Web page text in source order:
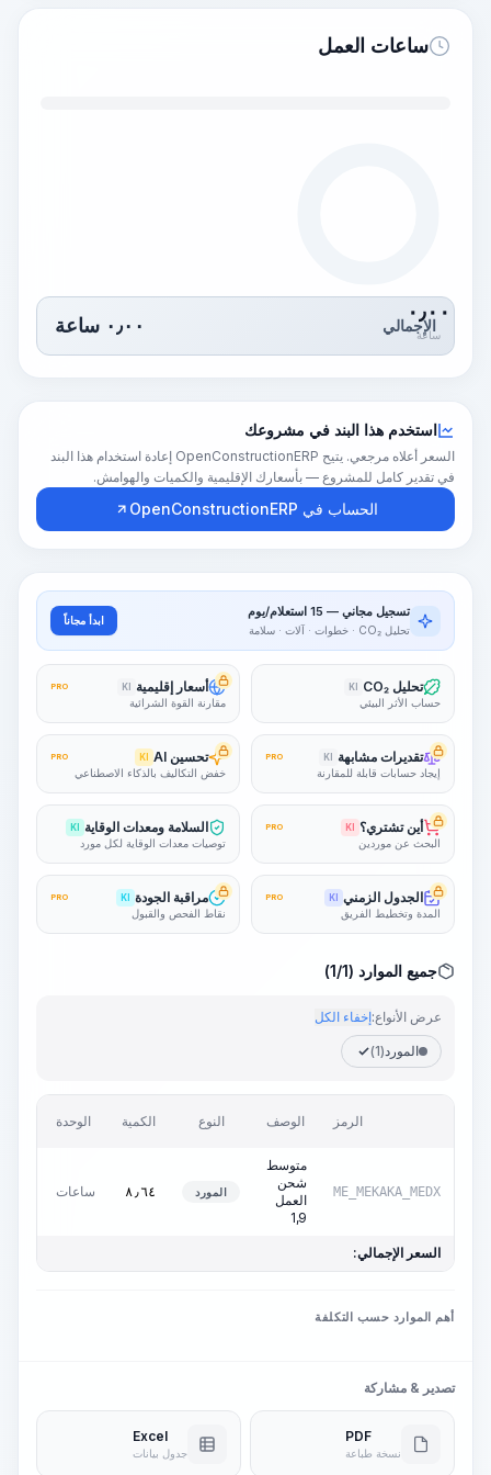
ساعات العمل
٠٫٠٠
ساعة
الإجمالي ٠٫٠٠ ساعة
استخدم هذا البند في مشروعك
السعر أعلاه مرجعي. يتيح OpenConstructionERP إعادة استخدام هذا البند
في تقدير كامل للمشروع — بأسعارك الإقليمية والكميات والهوامش.
الحساب في OpenConstructionERP
تسجيل مجاني — 15 استعلام/يوم
تحليل CO₂ · خطوات · آلات · سلامة
ابدأ مجاناً
تحليل CO₂ KI
حساب الأثر البيئي
أسعار إقليمية KI
PRO
مقارنة القوة الشرائية
تقديرات مشابهة KI
PRO
إيجاد حسابات قابلة للمقارنة
تحسين AI KI
PRO
خفض التكاليف بالذكاء الاصطناعي
أين تشتري؟ KI
PRO
البحث عن موردين
السلامة ومعدات الوقاية KI
توصيات معدات الوقاية لكل مورد
الجدول الزمني KI
PRO
المدة وتخطيط الفريق
مراقبة الجودة KI
PRO
نقاط الفحص والقبول
جميع الموارد (1/1)
عرض الأنواع:إخفاء الكل
المورد(1)
الرمز الوصف النوع الكمية الوحدة
ME_MEKAKA_MEDX
متوسط
شحن
العمل
1,9
المورد ٨٫٦٤ ساعات
السعر الإجمالي:
أهم الموارد حسب التكلفة
تصدير & مشاركة
PDF
نسخة طباعة
Excel
جدول بيانات